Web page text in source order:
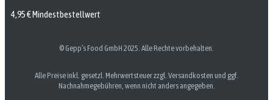
4,95 € Mindestbestellwert
© Gepp’s Food GmbH 2025. Alle Rechte vorbehalten.
Alle Preise inkl. gesetzl. Mehrwertsteuer zzgl. Versandkosten und ggf.
Nachnahmegebühren, wenn nicht anders angegeben.